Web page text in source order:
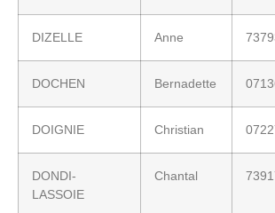
DIZELLE Anne
DOCHEN Bernadette
DOIGNIE Christian
DONDI-
LASSOIE
Chantal